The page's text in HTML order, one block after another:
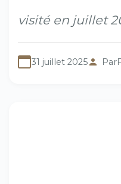
visité en juillet
31 juillet 2025 Par